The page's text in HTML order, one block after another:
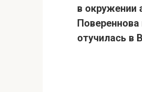
в окружении
Повереннова
отучилась в